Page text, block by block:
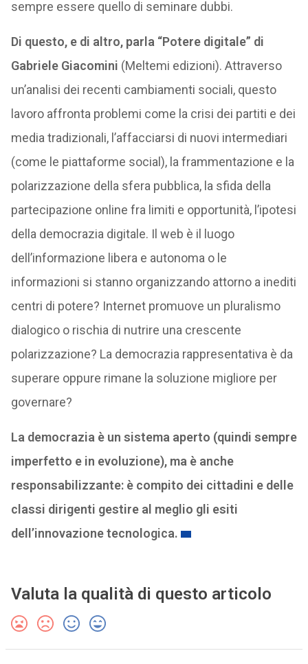
sempre essere quello di seminare dubbi.
Di questo, e di altro, parla “Potere digitale” di
Gabriele Giacomini (Meltemi edizioni). Attraverso
un’analisi dei recenti cambiamenti sociali, questo
lavoro affronta problemi come la crisi dei partiti e dei
media tradizionali, l’affacciarsi di nuovi intermediari
(come le piattaforme social), la frammentazione e la
polarizzazione della sfera pubblica, la sfida della
partecipazione online fra limiti e opportunità, l’ipotesi
della democrazia digitale. Il web è il luogo
dell’informazione libera e autonoma o le
informazioni si stanno organizzando attorno a inediti
centri di potere? Internet promuove un pluralismo
dialogico o rischia di nutrire una crescente
polarizzazione? La democrazia rappresentativa è da
superare oppure rimane la soluzione migliore per
governare?
La democrazia è un sistema aperto (quindi sempre
imperfetto e in evoluzione), ma è anche
responsabilizzante: è compito dei cittadini e delle
classi dirigenti gestire al meglio gli esiti
dell’innovazione tecnologica.
Valuta la qualità di questo articolo